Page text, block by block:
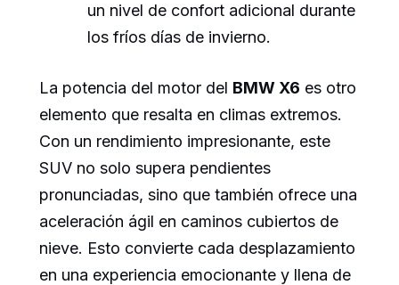
un nivel de confort adicional durante
los fríos días de invierno.
La potencia del motor del BMW X6 es otro
elemento que resalta en climas extremos.
Con un rendimiento impresionante, este
SUV no solo supera pendientes
pronunciadas, sino que también ofrece una
aceleración ágil en caminos cubiertos de
nieve. Esto convierte cada desplazamiento
en una experiencia emocionante y llena de